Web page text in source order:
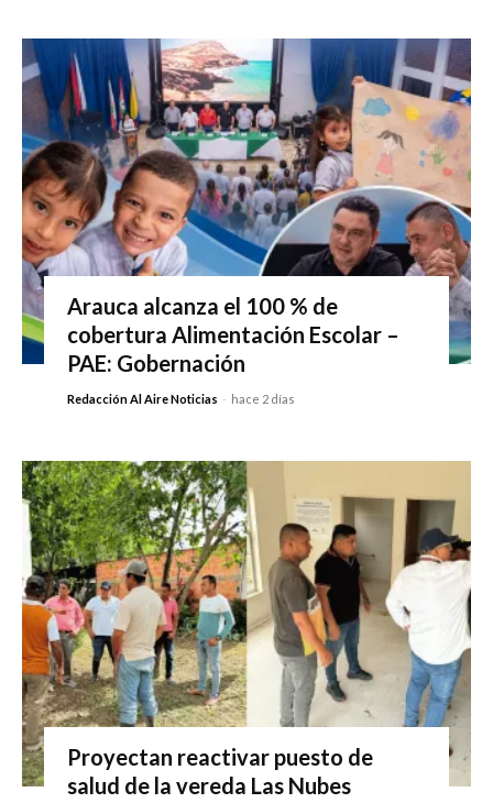
Arauca alcanza el 100 % de
cobertura Alimentación Escolar –
PAE: Gobernación
Redacción Al Aire Noticias - hace 2 días
Proyectan reactivar puesto de
salud de la vereda Las Nubes